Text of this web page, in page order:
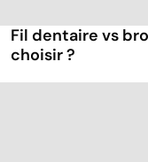
Fil dentaire vs
choisir ?